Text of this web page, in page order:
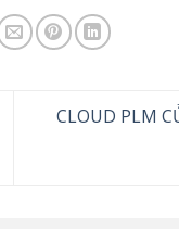
CLOUD PLM